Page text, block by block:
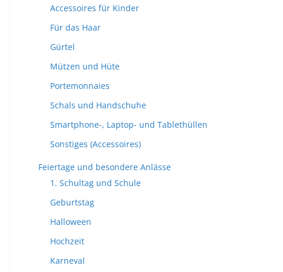
Accessoires für Kinder
Für das Haar
Gürtel
Mützen und Hüte
Portemonnaies
Schals und Handschuhe
Smartphone-, Laptop- und Tablethüllen
Sonstiges (Accessoires)
Feiertage und besondere Anlässe
1. Schultag und Schule
Geburtstag
Halloween
Hochzeit
Karneval